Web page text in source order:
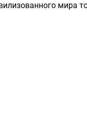
мира